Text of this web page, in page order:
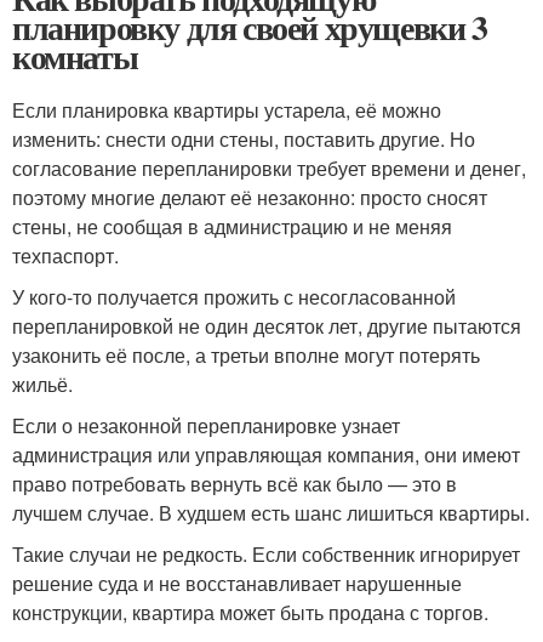
планировку для своей хрущевки 3
комнаты
Если планировка квартиры устарела, её можно
изменить: снести одни стены, поставить другие. Но
согласование перепланировки требует времени и денег,
поэтому многие делают её незаконно: просто сносят
стены, не сообщая в администрацию и не меняя
техпаспорт.
У кого-то получается прожить с несогласованной
перепланировкой не один десяток лет, другие пытаются
узаконить её после, а третьи вполне могут потерять
жильё.
Если о незаконной перепланировке узнает
администрация или управляющая компания, они имеют
право потребовать вернуть всё как было — это в
лучшем случае. В худшем есть шанс лишиться квартиры.
Такие случаи не редкость. Если собственник игнорирует
решение суда и не восстанавливает нарушенные
конструкции, квартира может быть продана с торгов.